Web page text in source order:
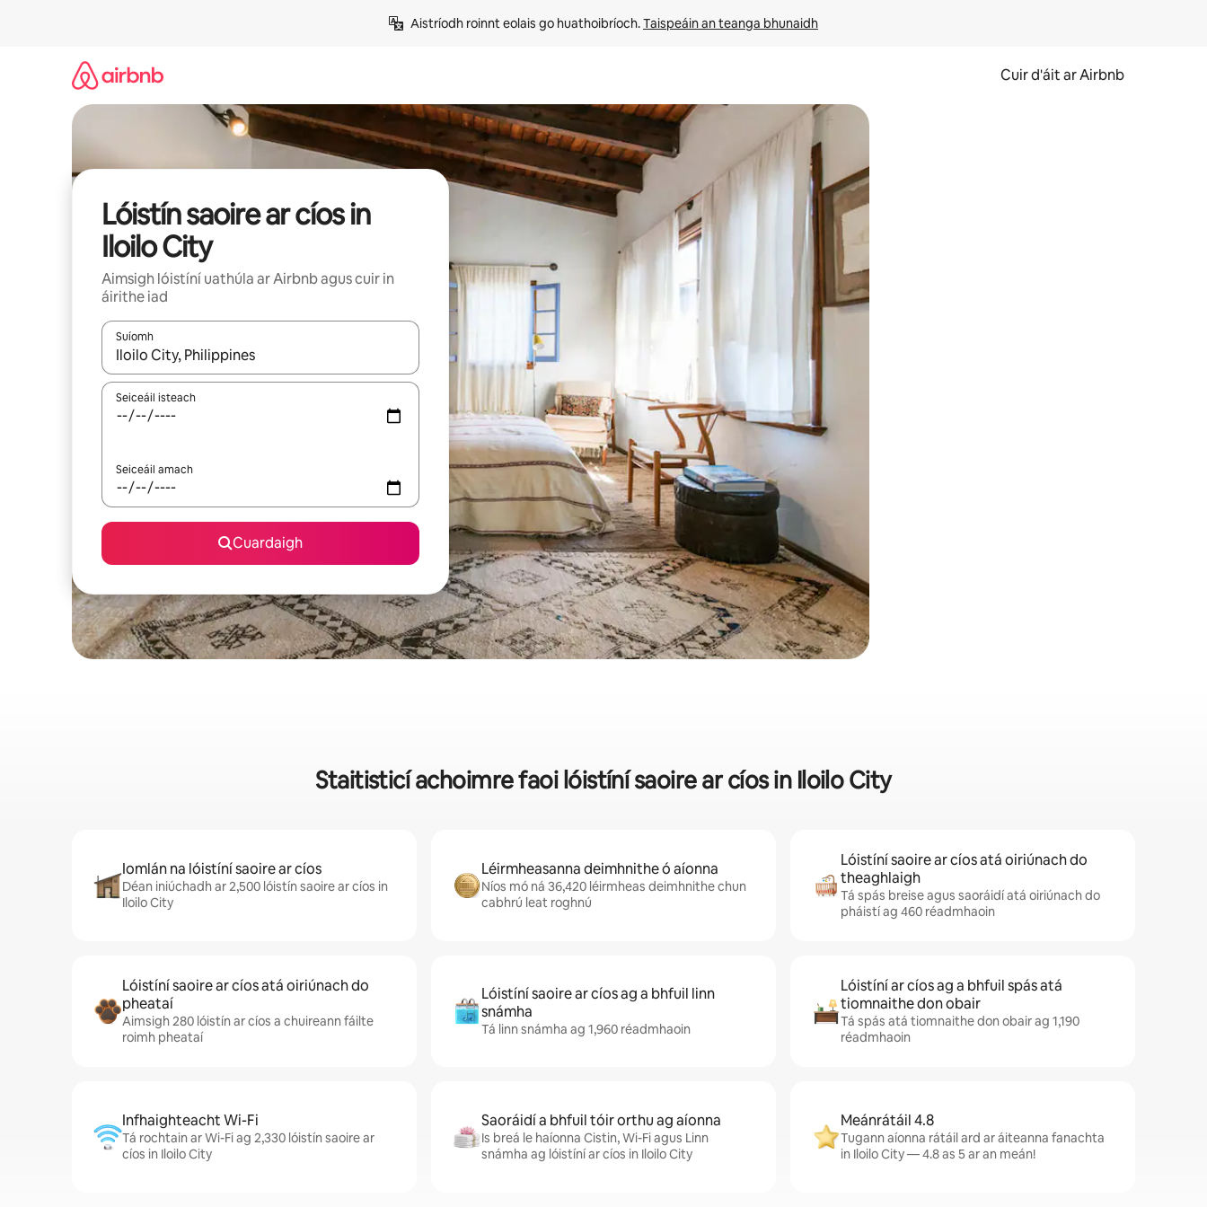
Aistríodh roinnt eolais go huathoibríoch. Taispeáin an teanga bhunaidh
Cuir d'áit ar Airbnb
Lóistín saoire ar cíos in
Iloilo City
Aimsigh lóistíní uathúla ar Airbnb agus cuir in
áirithe iad
Suíomh
Nuair a bheidh torthaí ar fáil, déan nascleanúint le saigheadeochracha suas agus síos nó déan iniúchadh trí thadhall nó svaidhpeáil.
Seiceáil isteach
Seiceáil amach
Cuardaigh
Staitisticí achoimre faoi lóistíní saoire ar cíos in Iloilo City
Iomlán na lóistíní saoire ar cíos
Déan iniúchadh ar 2,500 lóistín saoire ar cíos in
Iloilo City
Léirmheasanna deimhnithe ó aíonna
Níos mó ná 36,420 léirmheas deimhnithe chun
cabhrú leat roghnú
Lóistíní saoire ar cíos atá oiriúnach do
theaghlaigh
Tá spás breise agus saoráidí atá oiriúnach do
pháistí ag 460 réadmhaoin
Lóistíní saoire ar cíos atá oiriúnach do
pheataí
Aimsigh 280 lóistín ar cíos a chuireann fáilte
roimh pheataí
Lóistíní saoire ar cíos ag a bhfuil linn
snámha
Tá linn snámha ag 1,960 réadmhaoin
Lóistíní ar cíos ag a bhfuil spás atá
tiomnaithe don obair
Tá spás atá tiomnaithe don obair ag 1,190
réadmhaoin
Infhaighteacht Wi-Fi
Tá rochtain ar Wi-Fi ag 2,330 lóistín saoire ar
cíos in Iloilo City
Saoráidí a bhfuil tóir orthu ag aíonna
Is breá le haíonna Cistin, Wi-Fi agus Linn
snámha ag lóistíní ar cíos in Iloilo City
Meánrátáil 4.8
Tugann aíonna rátáil ard ar áiteanna fanachta
in Iloilo City — 4.8 as 5 ar an meán!